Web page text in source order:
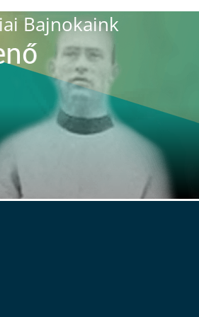
Bajnokaink